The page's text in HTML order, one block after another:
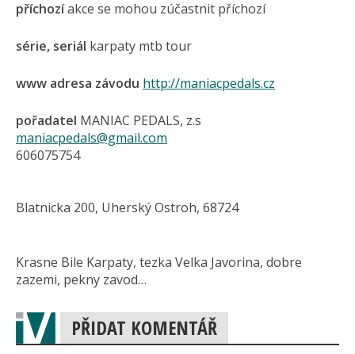
příchozíakce se mohou zúčastnit příchozí
série, seriál karpaty mtb tour
www adresa závodu http://maniacpedals.cz
pořadatel MANIAC PEDALS, z.s
maniacpedals@gmail.com
606075754
Blatnicka 200, Uherský Ostroh, 68724
Krasne Bile Karpaty, tezka Velka Javorina, dobre
zazemi, pekny zavod…
PŘIDAT KOMENTÁŘ